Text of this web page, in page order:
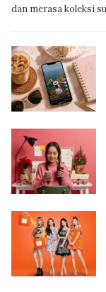
dan merasa koleksi